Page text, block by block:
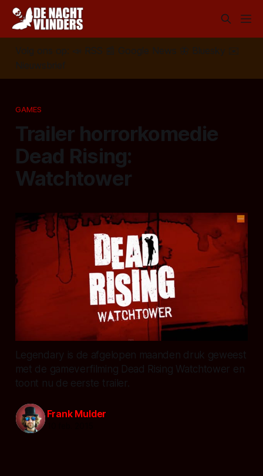
Volg ons op: 📣 RSS 📰 Google News 🦋 Bluesky
✉️
Nieuwsbrief
GAMES
Trailer horrorkomedie
Dead Rising:
Watchtower
Legendary is de afgelopen maanden druk geweest
met de gameverfilming Dead Rising Watchtower en
toont nu de eerste trailer.
Frank Mulder